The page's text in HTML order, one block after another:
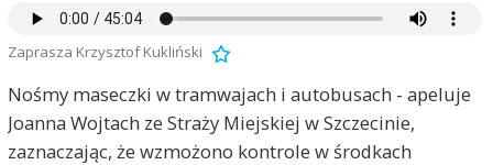
Zaprasza Krzysztof Kukliński
Nośmy maseczki w tramwajach i autobusach - apeluje
Joanna Wojtach ze Straży Miejskiej w Szczecinie,
zaznaczając, że wzmożono kontrole w środkach